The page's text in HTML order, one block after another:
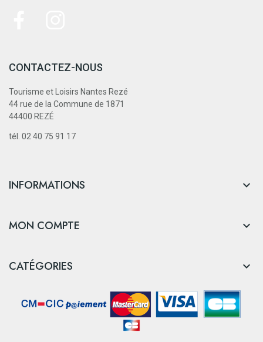
CONTACTEZ-NOUS
Tourisme et Loisirs Nantes Rezé
44 rue de la Commune de 1871
44400 REZÉ
tél. 02 40 75 91 17
INFORMATIONS 
MON COMPTE 
CATÉGORIES 